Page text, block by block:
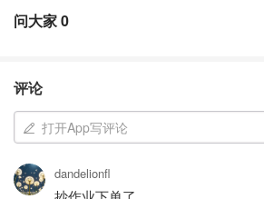
问大家0
评论
打开App写评论
dandelionfl